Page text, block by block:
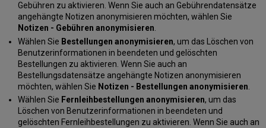
Gebühren zu aktivieren. Wenn Sie auch an Gebührendatensätze
angehängte Notizen anonymisieren möchten, wählen Sie
Notizen - Gebühren anonymisieren.
Wählen Sie Bestellungen anonymisieren, um das Löschen von
Benutzerinformationen in beendeten und gelöschten
Bestellungen zu aktivieren. Wenn Sie auch an
Bestellungsdatensätze angehängte Notizen anonymisieren
möchten, wählen Sie Notizen - Bestellungen anonymisieren
Wählen Sie Fernleihbestellungen anonymisieren, um das
Löschen von Benutzerinformationen in beendeten und
gelöschten Fernleihbestellungen zu aktivieren. Wenn Sie auch an